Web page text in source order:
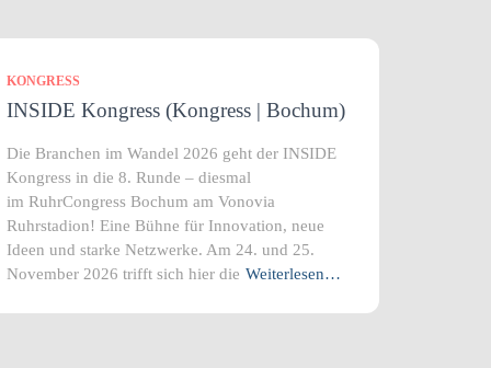
KONGRESS
INSIDE Kongress (Kongress | Bochum)
Die Branchen im Wandel 2026 geht der INSIDE
Kongress in die 8. Runde – diesmal
im RuhrCongress Bochum am Vonovia
Ruhrstadion! Eine Bühne für Innovation, neue
Ideen und starke Netzwerke. Am 24. und 25.
November 2026 trifft sich hier die Weiterlesen…